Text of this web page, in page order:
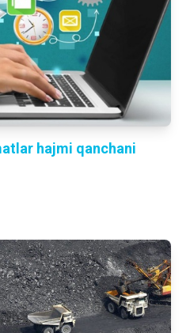
hajmi qanchani